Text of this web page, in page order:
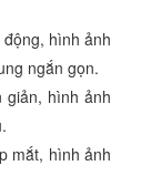
hình ảnh
ngắn gọn.
giản, hình ảnh
mắt, hình ảnh